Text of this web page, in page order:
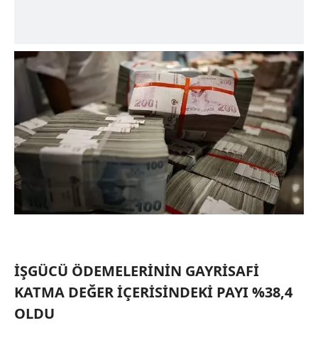
İŞGÜCÜ ÖDEMELERİNİN GAYRİSAFİ
KATMA DEĞER İÇERİSİNDEKİ PAYI %38,4
OLDU